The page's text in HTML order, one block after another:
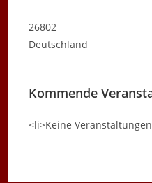
26802
Deutschland
Kommende
<li>Keine